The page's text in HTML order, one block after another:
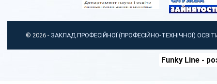
© 2026 - ЗАКЛАД ПРОФЕСІЙНОЇ (ПРОФЕСІЙНО-ТЕХНІЧНОЇ)
Funky Line-